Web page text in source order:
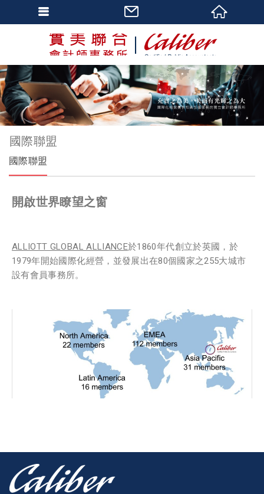
國際聯盟
國際聯盟
開啟世界瞭望之窗
ALLIOTT GLOBAL ALLIANCE於1860年代創立於英國，於
1979年開始國際化經營，並發展出在80個國家之255大城市
設有會員事務所。